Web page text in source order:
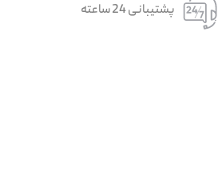
پشتیبانی 24 ساعته